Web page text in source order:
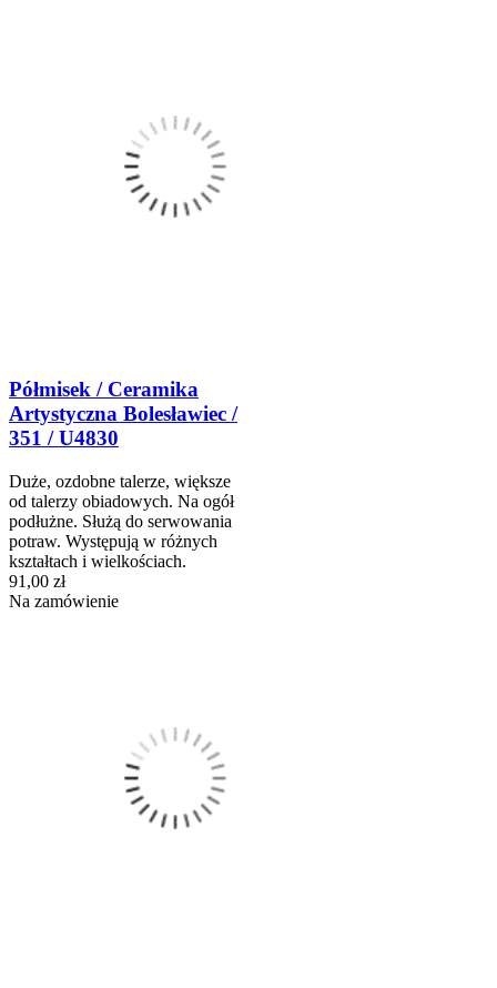
Półmisek / Ceramika
Artystyczna Bolesławiec /
351 / U4830
Duże, ozdobne talerze, większe
od talerzy obiadowych. Na ogół
podłużne. Służą do serwowania
potraw. Występują w różnych
kształtach i wielkościach.
91,00 zł
Na zamówienie